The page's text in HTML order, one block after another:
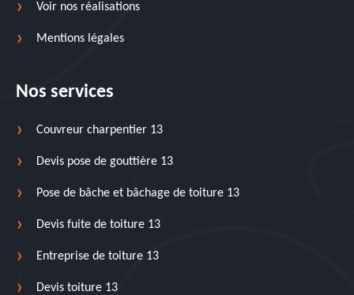
Voir nos réalisations
Mentions légales
Nos services
Couvreur charpentier 13
Devis pose de gouttière 13
Pose de bâche et bâchage de toiture 13
Devis fuite de toiture 13
Entreprise de toiture 13
Devis toiture 13